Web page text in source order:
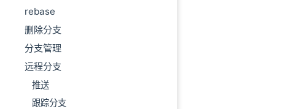
rebase
删除分支
分支管理
远程分支
推送
跟踪分支